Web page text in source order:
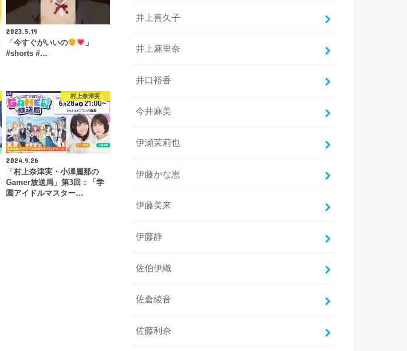
2023.5.19
「今すぐがいいの
」
#shorts #…
村上奈津実
2024.9.26
「村上奈津実・小澤麗那の
Gamer放送局」第3回：「学
園アイドルマスター…
井上喜久子
井上麻里奈
井口裕香
今井麻美
伊瀬茉莉也
伊藤かな恵
伊藤美来
伊藤静
佐伯伊織
佐倉綾音
佐藤利奈